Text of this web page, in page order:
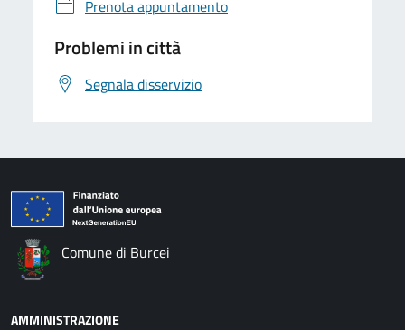
Prenota appuntamento
Problemi in città
Segnala disservizio
Comune di Burcei
AMMINISTRAZIONE